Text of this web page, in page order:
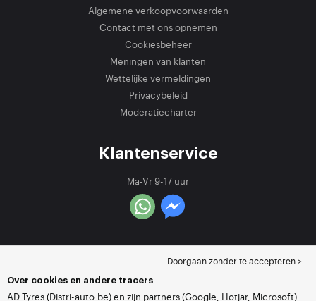
Algemene verkoopvoorwaarden
Contact met ons opnemen
Cookiesbeheer
Meningen van klanten
Wettelijke vermeldingen
Privacybeleid
Moderatiecharter
Klantenservice
Ma-Vr 9-17 uur
Doorgaan zonder te accepteren >
Over cookies en andere tracers
AD Tyres (Distri-auto.be) en zijn partners (Google, Hotjar, Microsoft)